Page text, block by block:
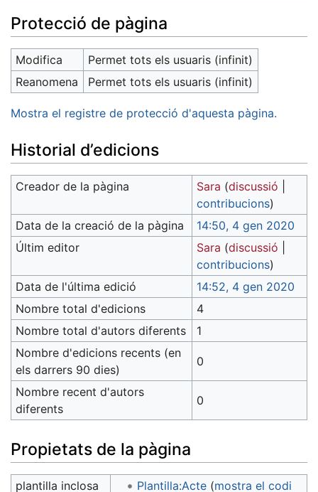
Protecció de pàgina
Modifica
Permet tots els usuaris (infinit)
Reanomena
Permet tots els usuaris (infinit)
Mostra el registre de protecció d'aquesta pàgina.
Historial d’edicions
Creador de la pàgina Sara (discussió
contribucions)
Data de la creació de la pàgina
14:50, 4 gen 2020
Últim editor
Sara (discussió
contribucions)
Data de l'última edició
14:52, 4 gen 2020
Nombre total d'edicions
4
Nombre total d'autors diferents
1
Nombre d'edicions recents (en
els darrers 90 dies)
0
Nombre recent d'autors
diferents
0
Propietats de la pàgina
plantilla inclosa Plantilla:Acte(mostra el codi